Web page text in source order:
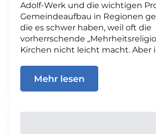
Adolf-Werk und die wichtigen
Gemeindeaufbau in Regionen
die es schwer haben, weil oft die
vorherrschende
Kirchen nicht leicht macht. Aber
Mehr lesen